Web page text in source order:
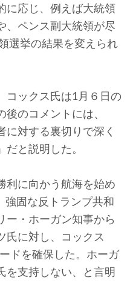
に応じ、例えば大統領
、ペンス副大統領が尽
選挙の結果を変えられ
ックス氏は1月６日の
後のコメントには、
に対する裏切りで深く
だと説明した。
に向かう航海を始め
強固な反トランプ共和
ー・ホーガン知事から
氏に対し、コックス
ドを確保した。ホーガ
を支持しない、と言明